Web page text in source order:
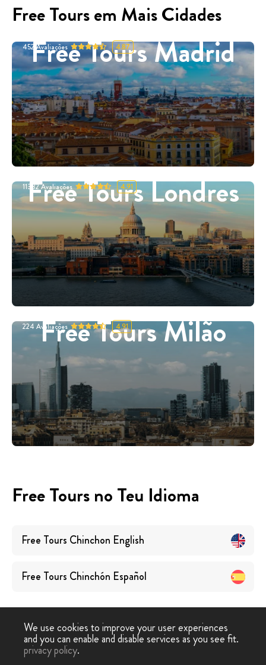
Free Tours em Mais Cidades
Free Tours Madrid
452 Avaliações 4.87
Free Tours Londres
11332Avaliações 4.91
Free Tours Milão
224 Avaliações 4.91
Free Tours no Teu Idioma
Free Tours Chinchon English
Free Tours Chinchón Español
Free Walking Tour
We use cookies to improve your user experiences
and you can enable and disable services as you see fit.
privacy policy.